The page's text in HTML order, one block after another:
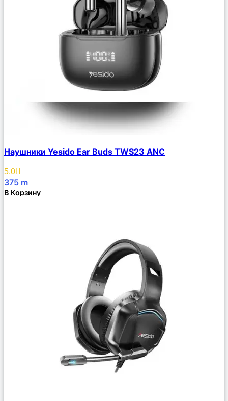
Описание
Избранное
Наушники Yesido Ear Buds TWS23 ANC
5.0
375 m
В Корзину